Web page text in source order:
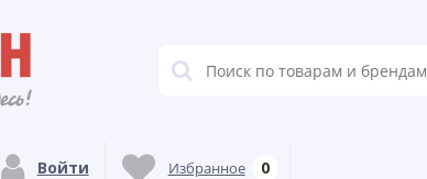
Войти Избранное 0